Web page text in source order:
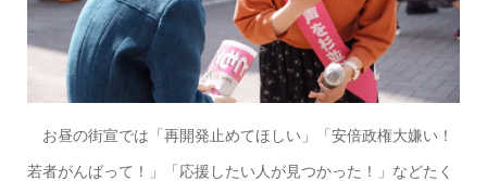
お昼の街宣では「再開発止めてほしい」「安倍政権大嫌い！
若者がんばって！」「応援したい人が見つかった！」などたく